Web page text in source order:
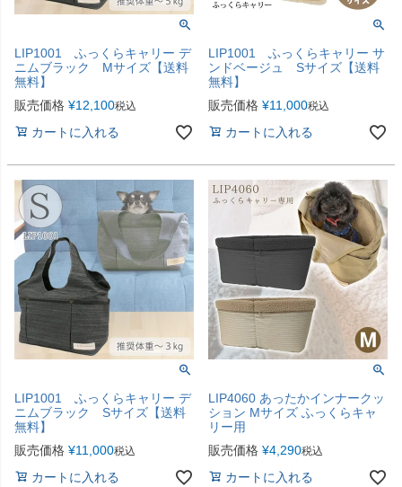
LIP1001 ふっくらキャリー デ
ニムブラック Mサイズ【送料
無料】
販売価格 ¥12,100税込
カートに入れる
LIP1001 ふっくらキャリー サ
ンドベージュ Sサイズ【送料
無料】
販売価格 ¥11,000税込
カートに入れる
LIP1001 ふっくらキャリー デ
ニムブラック Sサイズ【送料
無料】
販売価格 ¥11,000税込
カートに入れる
LIP4060 あったかインナークッ
ション Mサイズ ふっくらキャ
リー用
販売価格 ¥4,290税込
カートに入れる